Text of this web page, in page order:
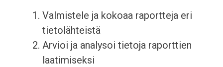
Valmistele ja kokoaa raportteja eri
tietolähteistä
Arvioi ja analysoi tietoja raporttien
laatimiseksi